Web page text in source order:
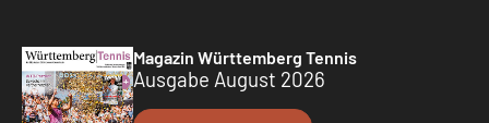
Magazin Württemberg Tennis
Ausgabe August 2026